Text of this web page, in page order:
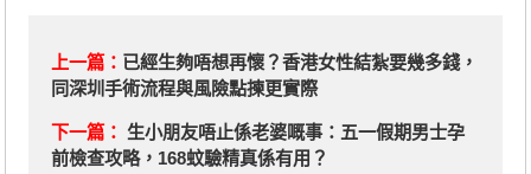
上一篇： 已經生夠唔想再懷？香港女性結紮要幾多錢，
同深圳手術流程與風險點揀更實際
下一篇： 生小朋友唔止係老婆嘅事：五一假期男士孕
前檢查攻略，168蚊驗精真係有用？